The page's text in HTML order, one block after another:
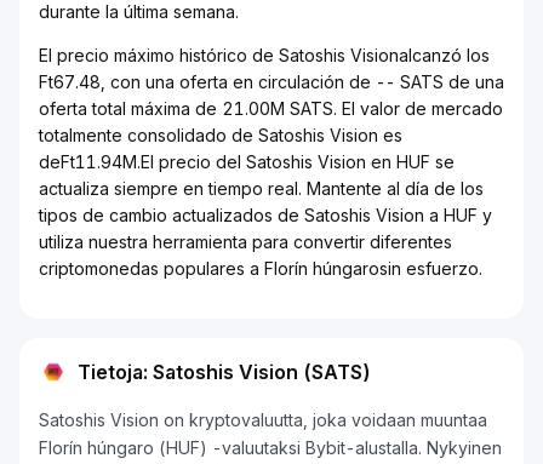
durante la última semana.
El precio máximo histórico de Satoshis Visionalcanzó los
Ft67.48, con una oferta en circulación de -- SATS de una
oferta total máxima de 21.00M SATS. El valor de mercado
totalmente consolidado de Satoshis Vision es
deFt11.94M.El precio del Satoshis Vision en HUF se
actualiza siempre en tiempo real. Mantente al día de los
tipos de cambio actualizados de Satoshis Vision a HUF y
utiliza nuestra herramienta para convertir diferentes
criptomonedas populares a Florín húngarosin esfuerzo.
Tietoja: Satoshis Vision (SATS)
Satoshis Vision on kryptovaluutta, joka voidaan muuntaa
Florín húngaro (HUF) -valuutaksi Bybit-alustalla. Nykyinen